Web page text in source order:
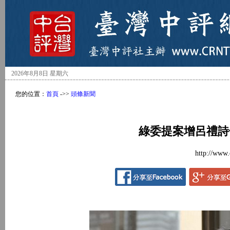
2026年8月8日 星期六
您的位置： 首頁 ->> 頭條新聞
綠委提案增呂禮
http://